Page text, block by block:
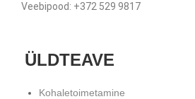
Veebipood: +372 529 9817
ÜLDTEAVE
Kohaletoimetamine